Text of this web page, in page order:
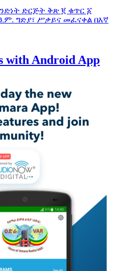
ድርጅት ቅጽ ፪ ቁጥር ፩
ግድያ፣ ሥቃይና መፈናቀል በእኛ
with Android App